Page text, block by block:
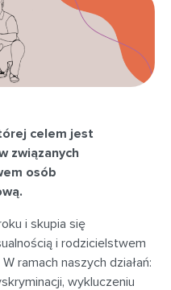
celem jest
związanych
osób
i skupia się
i rodzicielstwem
ramach naszych działań:
wykluczeniu